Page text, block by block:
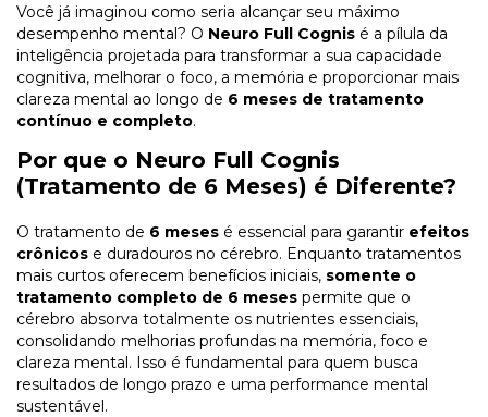
Você já imaginou como seria alcançar seu máximo
desempenho mental? O Neuro Full Cognis é a pílula da
inteligência projetada para transformar a sua capacidade
cognitiva, melhorar o foco, a memória e proporcionar mais
clareza mental ao longo de 6 meses de tratamento
contínuo e completo.
Por que o Neuro Full Cognis
(Tratamento de 6 Meses) é Diferente?
O tratamento de 6 meses é essencial para garantir efeitos
crônicos e duradouros no cérebro. Enquanto tratamentos
mais curtos oferecem benefícios iniciais, somente o
tratamento completo de 6 meses permite que o
cérebro absorva totalmente os nutrientes essenciais,
consolidando melhorias profundas na memória, foco e
clareza mental. Isso é fundamental para quem busca
resultados de longo prazo e uma performance mental
sustentável.